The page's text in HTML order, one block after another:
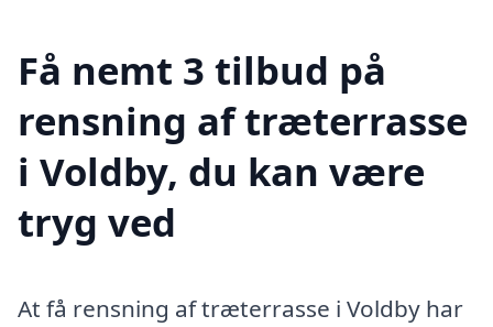
Få nemt 3 tilbud på
rensning af træterrasse
i Voldby, du kan være
tryg ved
At få rensning af træterrasse i Voldby har